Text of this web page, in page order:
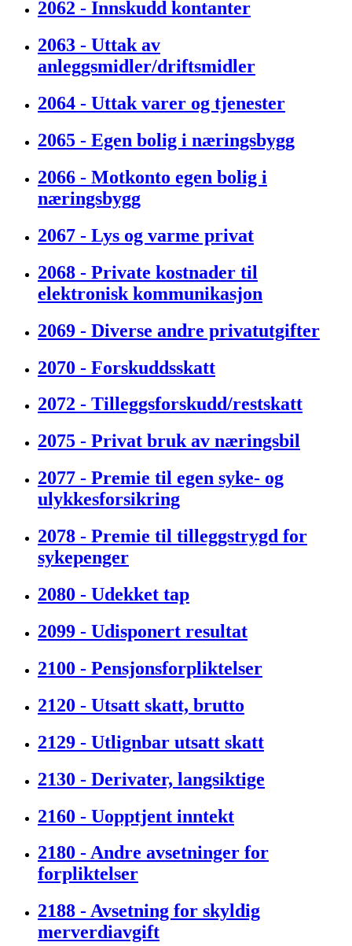
2062 - Innskudd kontanter
2063 - Uttak av
anleggsmidler/driftsmidler
2064 - Uttak varer og tjenester
2065 - Egen bolig i næringsbygg
2066 - Motkonto egen bolig i
næringsbygg
2067 - Lys og varme privat
2068 - Private kostnader til
elektronisk kommunikasjon
2069 - Diverse andre privatutgifter
2070 - Forskuddsskatt
2072 - Tilleggsforskudd/restskatt
2075 - Privat bruk av næringsbil
2077 - Premie til egen syke- og
ulykkesforsikring
2078 - Premie til tilleggstrygd for
sykepenger
2080 - Udekket tap
2099 - Udisponert resultat
2100 - Pensjonsforpliktelser
2120 - Utsatt skatt, brutto
2129 - Utlignbar utsatt skatt
2130 - Derivater, langsiktige
2160 - Uopptjent inntekt
2180 - Andre avsetninger for
forpliktelser
2188 - Avsetning for skyldig
merverdiavgift